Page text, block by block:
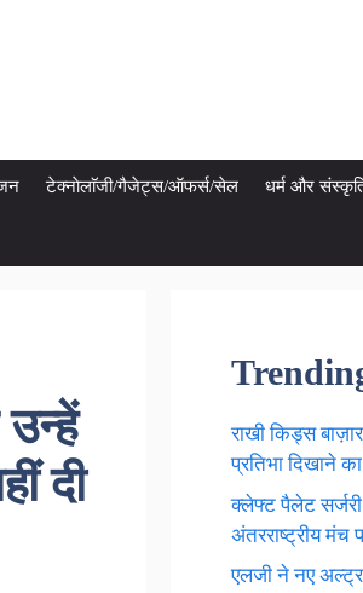
टेक्नाेलाॅजी/गैजेट्स/ऑफर्स/सेल धर्म और
दी
राखी किड्स
प्रतिभा दिखाने
क्लेफ्ट पैलेट सर्जरी
अंतरराष्ट्रीय मंच
एलजी ने नए